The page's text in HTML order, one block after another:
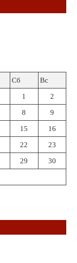
Сб Вс
1 2
8 9
15 16
22 23
29 30